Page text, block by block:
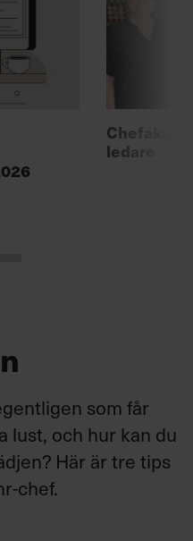
ledare
som får
lust, och hur kan du
Här är tre tips
chef.